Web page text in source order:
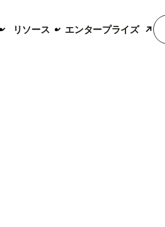
リソース エンタープライズ